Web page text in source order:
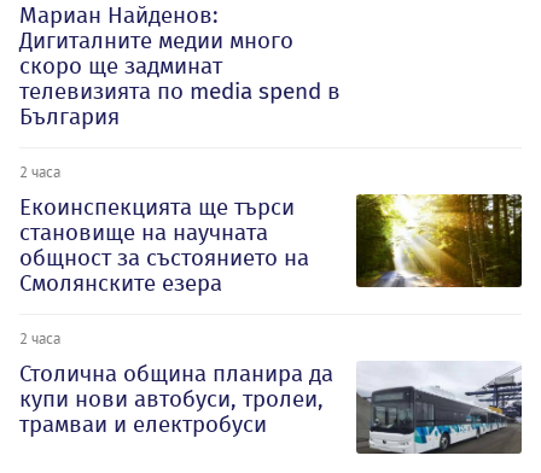
Мариан Найденов:
Дигиталните медии много
скоро ще задминат
телевизията по media spend в
България
2 часа
Екоинспекцията ще търси
становище на научната
общност за състоянието на
Смолянските езера
2 часа
Столична община планира да
купи нови автобуси, тролеи,
трамваи и електробуси